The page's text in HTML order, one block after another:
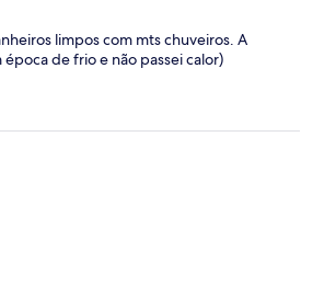
limpos com mts chuveiros. A
de frio e não passei calor)